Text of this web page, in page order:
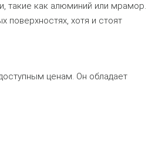
такие как алюминий или мрамор.
хотя и стоят
ценам. Он обладает